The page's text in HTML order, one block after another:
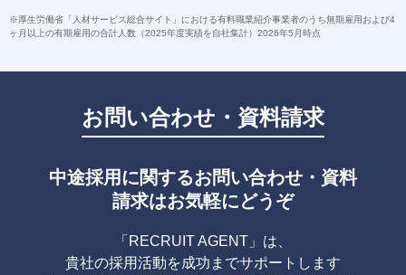
※厚生労働省「人材サービス総合サイト」における有料職業紹介事業者のうち無期雇用および4
ヶ月以上の有期雇用の合計人数（2025年度実績を自社集計）2026年5月時点
お問い合わせ・資料請求
中途採用に関するお問い合わせ・資料
請求はお気軽にどうぞ
「RECRUIT AGENT」は、
貴社の採用活動を成功までサポートします